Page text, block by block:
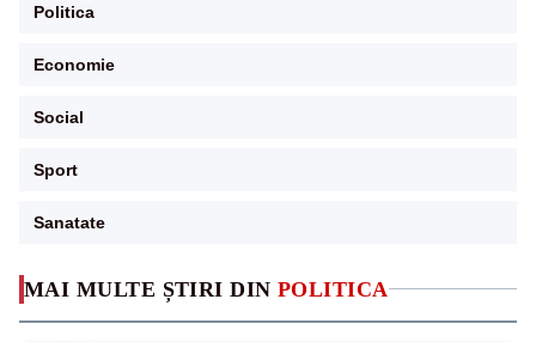
MAI MULTE ȘTIRI DIN POLITICA
Politica
Economie
Social
Sport
Sanatate